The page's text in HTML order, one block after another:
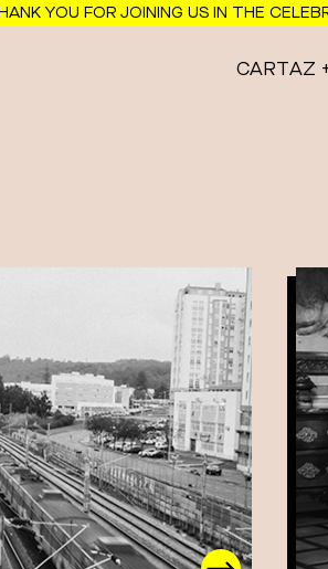
CARTAZ
YOU FOR JOINING US IN THE